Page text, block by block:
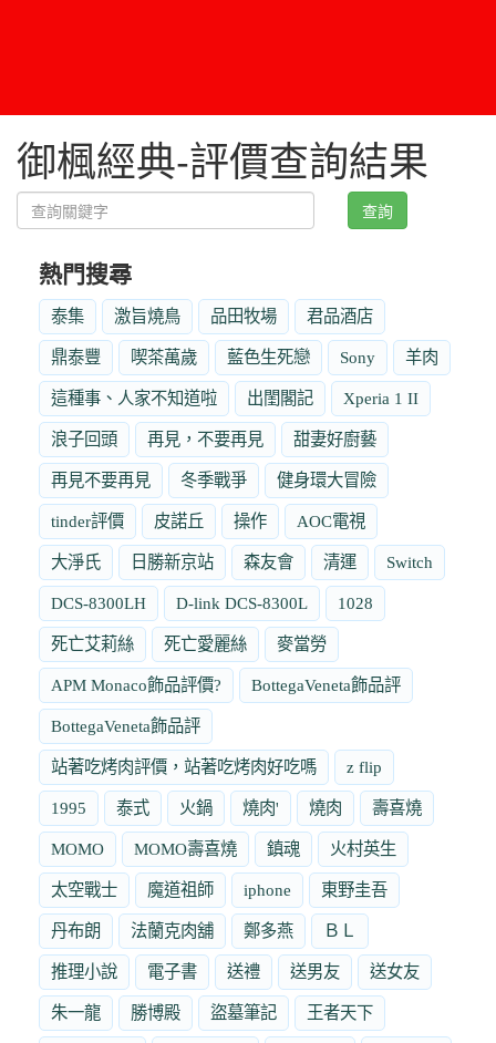
御楓經典-評價查詢結果
查詢
熱門搜尋
泰集 激旨燒鳥 品田牧場 君品酒店
鼎泰豐 喫茶萬歲 藍色生死戀 Sony 羊肉
這種事、人家不知道啦 出閨閣記 Xperia 1 II
浪子回頭 再見，不要再見 甜妻好廚藝
再見不要再見 冬季戰爭 健身環大冒險
tinder評價 皮諾丘 操作 AOC電視
大淨氏 日勝新京站 森友會 清運 Switch
DCS-8300LH D-link DCS-8300L 1028
死亡艾莉絲 死亡愛麗絲 麥當勞
APM Monaco飾品評價? BottegaVeneta飾品評
BottegaVeneta飾品評
站著吃烤肉評價，站著吃烤肉好吃嗎 z flip
1995 泰式 火鍋 燒肉' 燒肉 壽喜燒
MOMO MOMO壽喜燒 鎮魂 火村英生
太空戰士 魔道祖師 iphone 東野圭吾
丹布朗 法蘭克肉舖 鄭多燕 ＢＬ
推理小說 電子書 送禮 送男友 送女友
朱一龍 勝博殿 盜墓筆記 王者天下